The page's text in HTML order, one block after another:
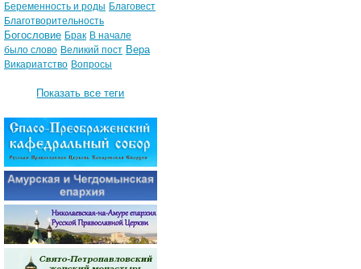
Беременность и роды Благовест
Благотворительность
Богословие Брак В начале
было слово Великий пост Вера
Викариатство Вопросы
Показать все теги